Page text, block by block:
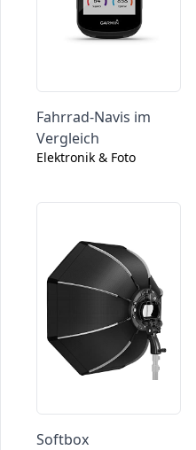
Fahrrad-Navis im
Vergleich
Elektronik & Foto
Softbox